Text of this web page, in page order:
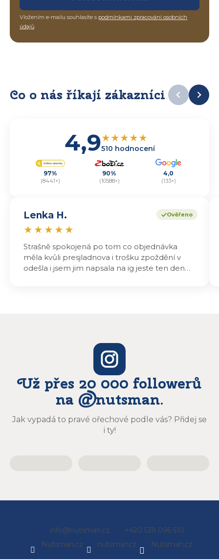
Vložením e-mailu souhlasíte s podmínkami zpracování osobních
údajů.
Co o nás říkají zákazníci
4,9★★★★★
510 hodnocení
97%
(8441×)
90%
(10588×)
4,0
(133×)
Ověřeno
Lenka H.
★ ★ ★ ★ ★
Strašně spokojená po tom co objednávka
měla kvůli presjladnova i trošku zpoždění v
odešla i jsem jim napsala na ig jeste ten den
Už přes 20 000 followerů
na @nutsman.
Jak vypadá to pravé ořechové podle vás? Přidej se
i ty!
info@nutsman.cz
+420 539 096 510
Nutsman.cz
nutsmancz Nutsman.cz